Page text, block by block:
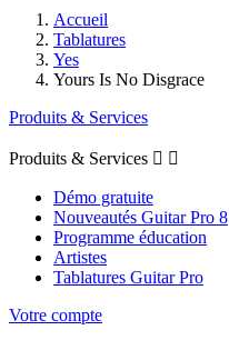
Accueil
Tablatures
Yes
Yours Is No Disgrace
Produits & Services
Produits & Services  
Démo gratuite
Nouveautés Guitar Pro 8
Programme éducation
Artistes
Tablatures Guitar Pro
Votre compte